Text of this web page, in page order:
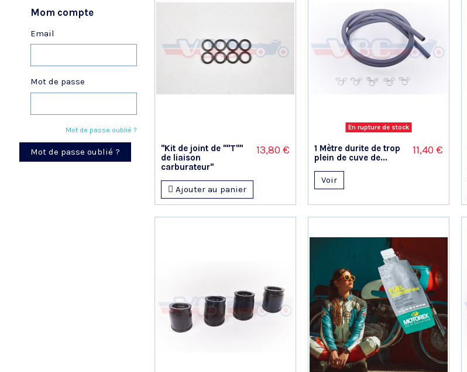
"Kit de joint de ""T""
de liaison
carburateur"
13,80 €
Ajouter au panier
En rupture de stock
1 Mètre durite de trop
plein de cuve de...
11,40 €
Voir
Mom compte
Email
Mot de passe
Mot de passe oublié ?
Mot de passe oublié ?